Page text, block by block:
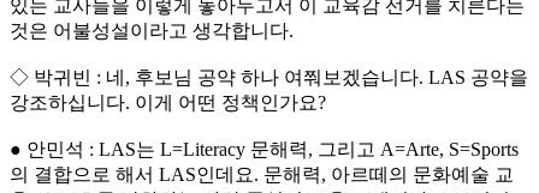
있는 교사들을 이렇게 놓아두고서 이 교육감 선거를 치른다는
것은 어불성설이라고 생각합니다.
◇ 박귀빈 : 네, 후보님 공약 하나 여쭤보겠습니다. LAS 공약을
강조하십니다. 이게 어떤 정책인가요?
● 안민석 : LAS는 L=Literacy 문해력, 그리고 A=Arte, S=Sports
의 결합으로 해서 LAS인데요. 문해력, 아르떼의 문화예술 교